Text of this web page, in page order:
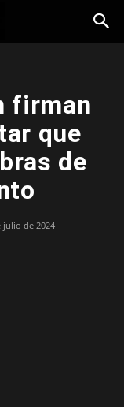
firman
que
de
julio de 2024